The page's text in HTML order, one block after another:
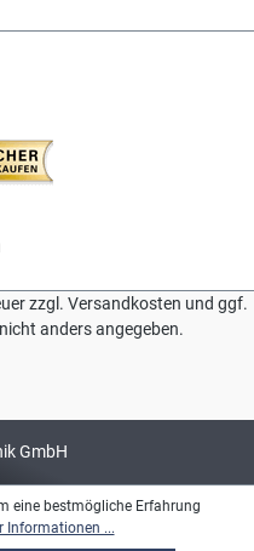
zzgl. Versandkosten und ggf.
anders angegeben.
GmbH
eine bestmögliche Erfahrung
Informationen ...